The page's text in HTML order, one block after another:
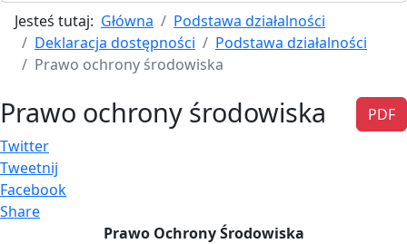
Jesteś tutaj: Główna
Podstawa działalności
Deklaracja dostępności
Podstawa działalności
Prawo ochrony środowiska
PDF
Prawo ochrony środowiska
Twitter
Tweetnij
Facebook
Share
Prawo Ochrony Środowiska